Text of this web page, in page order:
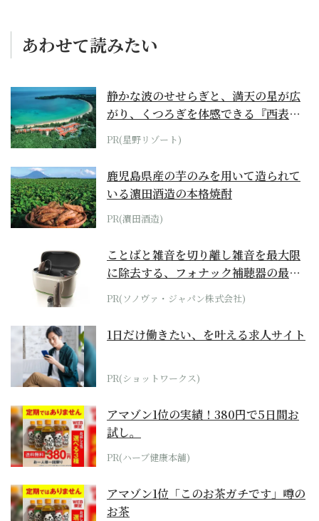
あわせて読みたい
静かな波のせせらぎと、満天の星が広
がり、くつろぎを体感できる『西表島
ホテル by...
PR(星野リゾート)
鹿児島県産の芋のみを用いて造られて
いる濵田酒造の本格焼酎
PR(濵田酒造)
ことばと雑音を切り離し雑音を最大限
に除去する、フォナック補聴器の最上
位モデル
PR(ソノヴァ・ジャパン株式会社)
1日だけ働きたい、を叶える求人サイト
PR(ショットワークス)
アマゾン1位の実績！380円で5日間お
試し。
PR(ハーブ健康本舗)
アマゾン1位「このお茶ガチです」噂の
お茶